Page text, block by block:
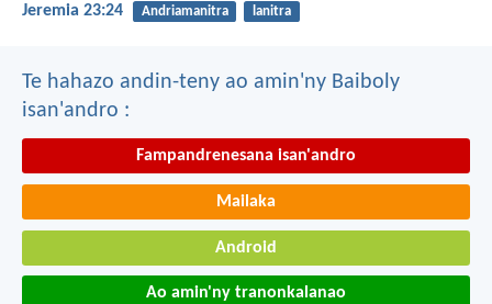
Jeremia 23:24 Andriamanitra lanitra
Te hahazo andin-teny ao amin'ny Baiboly
isan'andro :
Fampandrenesana isan'andro
Mailaka
Android
Ao amin'ny tranonkalanao